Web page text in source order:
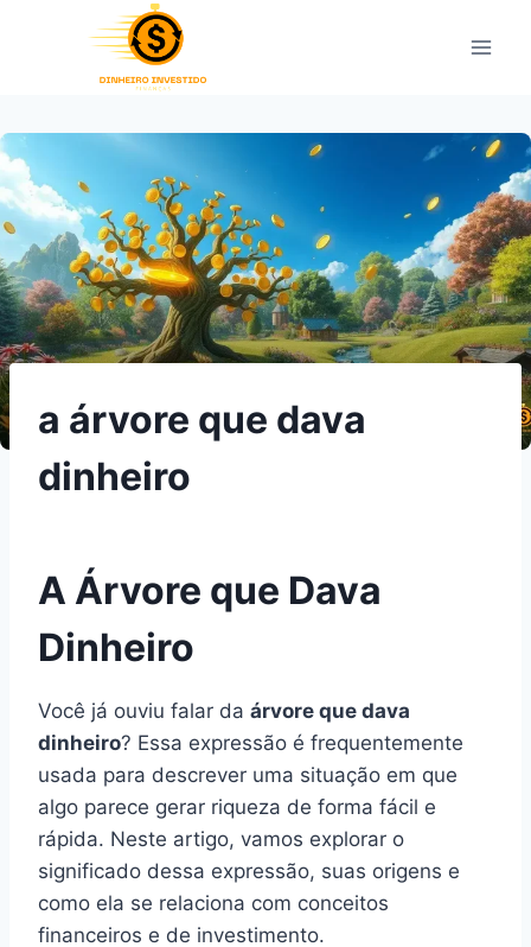
a árvore que dava
dinheiro
A Árvore que Dava
Dinheiro
Você já ouviu falar da árvore que dava
dinheiro? Essa expressão é frequentemente
usada para descrever uma situação em que
algo parece gerar riqueza de forma fácil e
rápida. Neste artigo, vamos explorar o
significado dessa expressão, suas origens e
como ela se relaciona com conceitos
financeiros e de investimento.